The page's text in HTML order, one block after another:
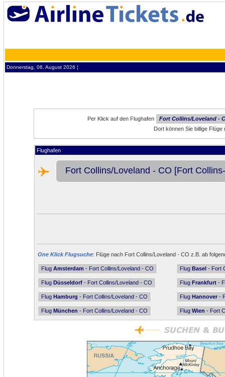
Donnerstag, 06. August 2026 ¦
Per Klick auf den Flughafen
Fort Collins/Loveland -
Dort können Sie billige
Flughafen
Fort Collins/Loveland - CO [Fort
One Klick Flugsuche: Flüge nach Fort Collins/Loveland - CO z.B. ab
Flug Amsterdam - Fort Collins/Loveland - CO Flug Basel - Fort
Flug Düsseldorf - Fort Collins/Loveland - CO Flug Frankfurt -
Flug Hamburg - Fort Collins/Loveland - CO Flug Hannover -
Flug München - Fort Collins/Loveland - CO Flug Wien - Fort